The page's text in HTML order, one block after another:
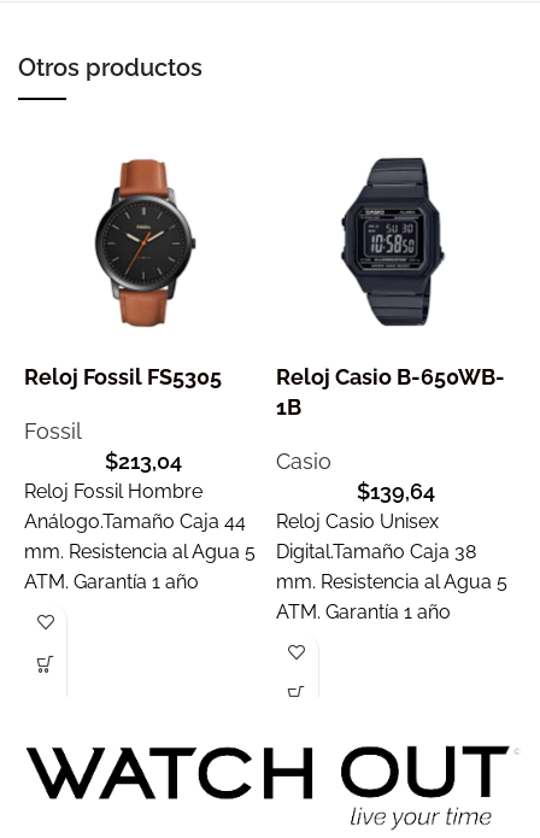
Otros productos
Reloj Fossil FS5305
Fossil
$213,04
Reloj Fossil Hombre
Análogo.Tamaño Caja 44
mm. Resistencia al Agua 5
ATM. Garantía 1 año
Reloj Casio B-650WB-
1B
Casio
$139,64
Reloj Casio Unisex
Digital.Tamaño Caja 38
mm. Resistencia al Agua 5
ATM. Garantía 1 año